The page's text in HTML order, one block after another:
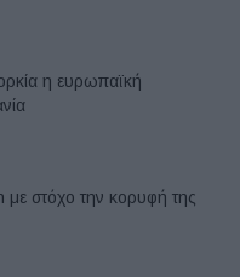
η ευρωπαϊκή
στόχο την κορυφή της